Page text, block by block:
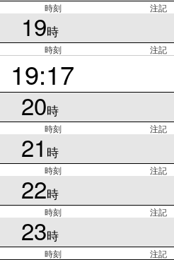
時刻 注記
19時
時刻 注記
19:17
20時
時刻 注記
21 時
時刻 注記
22時
時刻 注記
23時
時刻 注記